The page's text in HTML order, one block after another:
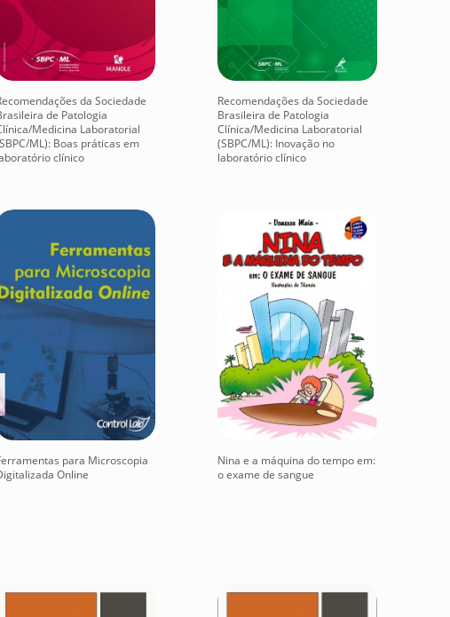
da Sociedade
de Patologia
Medicina Laboratorial
ML): Boas práticas em
clínico
Recomendações da Sociedade
Brasileira de Patologia
Clínica/Medicina Laboratorial
(SBPC/ML): Inovação no
laboratório clínico
para Microscopia
Online
Nina e a máquina do tempo em:
o exame de sangue